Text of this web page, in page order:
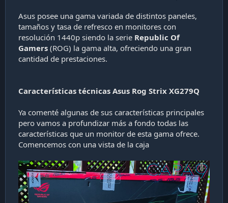
Asus posee una gama variada de distintos paneles,
tamaños y tasa de refresco en monitores con
resolución 1440p siendo la serie Republic Of
Gamers (ROG) la gama alta, ofreciendo una gran
cantidad de prestaciones.
Características técnicas Asus Rog Strix XG279Q
Ya comenté algunas de sus características principales
pero vamos a profundizar más a fondo todas las
características que un monitor de esta gama ofrece.
Comencemos con una vista de la caja